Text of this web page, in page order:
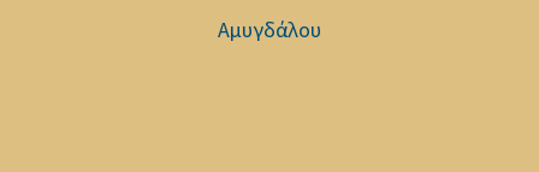
Αμυγδάλου